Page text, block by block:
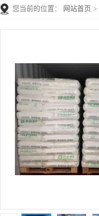
您当前的位置： 网站首页 >